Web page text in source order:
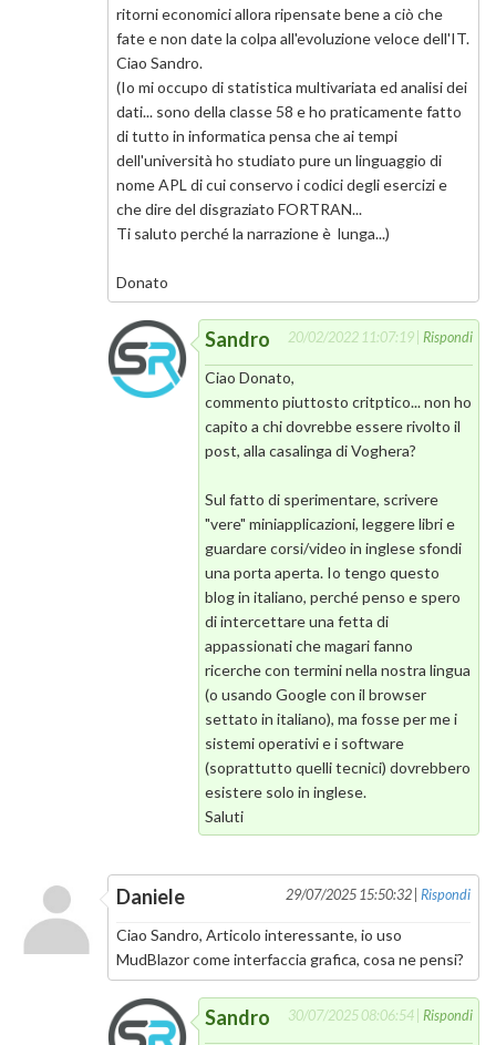
ritorni economici allora ripensate bene a ciò che
fate e non date la colpa all'evoluzione veloce dell'IT.
Ciao Sandro.
(Io mi occupo di statistica multivariata ed analisi dei
dati... sono della classe 58 e ho praticamente fatto
di tutto in informatica pensa che ai tempi
dell'università ho studiato pure un linguaggio di
nome APL di cui conservo i codici degli esercizi e
che dire del disgraziato FORTRAN...
Ti saluto perché la narrazione è lunga...)
Donato
Sandro 20/02/2022 11:07:19 | Rispondi
Ciao Donato,
commento piuttosto critptico... non ho
capito a chi dovrebbe essere rivolto il
post, alla casalinga di Voghera?
Sul fatto di sperimentare, scrivere
"vere" miniapplicazioni, leggere libri e
guardare corsi/video in inglese sfondi
una porta aperta. Io tengo questo
blog in italiano, perché penso e spero
di intercettare una fetta di
appassionati che magari fanno
ricerche con termini nella nostra lingua
(o usando Google con il browser
settato in italiano), ma fosse per me i
sistemi operativi e i software
(soprattutto quelli tecnici) dovrebbero
esistere solo in inglese.
Saluti
Daniele 29/07/2025 15:50:32 |Rispondi
Ciao Sandro, Articolo interessante, io uso
MudBlazor come interfaccia grafica, cosa ne pensi?
Sandro 30/07/2025 08:06:54 | Rispondi